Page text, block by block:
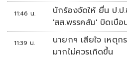
11:46 น.
นักร้องจัดให้ ยื่น ป.ป.ช.สอบจริยธรรม
'สส.พรรคส้ม' บิดเบือ
ทหาร'
11:39 น.
นายกฯ เสียใจ เหตุ
มากไม่ควรเกิดขึ้น